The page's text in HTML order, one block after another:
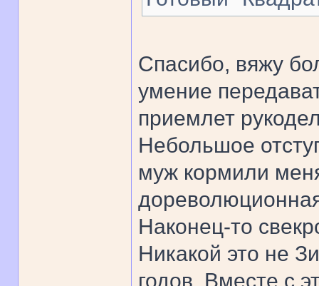
Спасибо, вяжу
умение
приемлет
Небольшое
муж кормили
Наконец-то
Никакой это не
годов. Вместе с